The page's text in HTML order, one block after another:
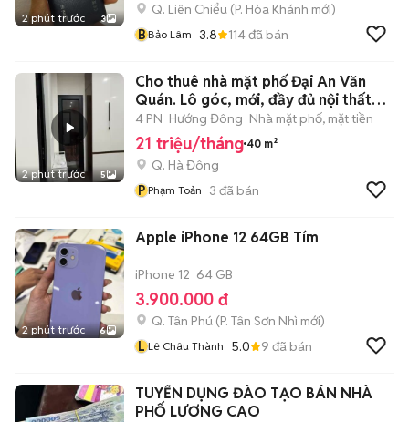
2 phút trước 3
Q. Liên Chiểu (P. Hòa Khánh mới)
BBảo Lâm 3.8 114đã bán
2 phút trước 5
Cho thuê nhà mặt phố Đại An Văn
Quán. Lô góc, mới, đầy đủ nội thất
cao
4 PN Hướng Đông Nhà mặt phố, mặt tiền
21 triệu/tháng 40 m²
Q. Hà Đông
P Phạm Toản 3 đã bán
2 phút trước 6
Apple iPhone 12 64GB Tím
iPhone 12 64 GB
3.900.000 đ
Q. Tân Phú (P. Tân Sơn Nhì mới)
L Lê Châu Thành 5.0 9 đã bán
TUYỂN DỤNG ĐÀO TẠO BÁN NHÀ
PHỐ LƯƠNG CAO